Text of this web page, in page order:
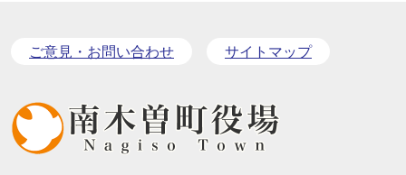
ご意見・お問い合わせ サイトマップ